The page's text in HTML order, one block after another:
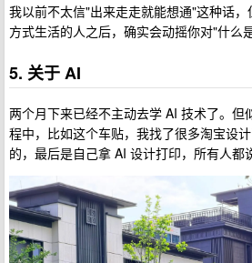
我以前不太信"出来走走就能想通"这种话
方式生活的人之后，确实会动摇你对"什么
5. 关于 AI
两个月下来已经不主动去学 AI 技术了。但
程中，比如这个车贴，我找了很多淘宝设
的，最后是自己拿 AI 设计打印，所有人都